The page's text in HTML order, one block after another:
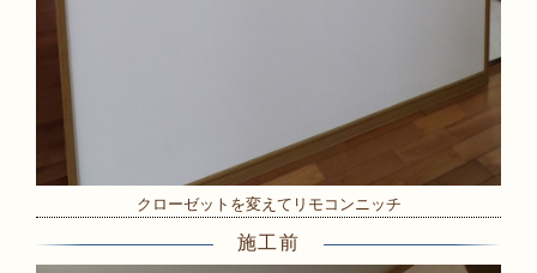
クローゼットを変えてリモコンニッチ
施工前